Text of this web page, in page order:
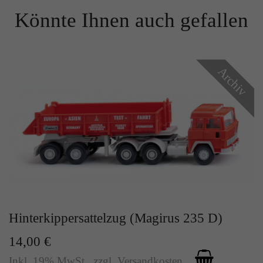
Könnte Ihnen auch gefallen
Archiv
Hinterkippersattelzug (Magirus 235 D)
14,00 €
Datenübertragungen unterbunden.